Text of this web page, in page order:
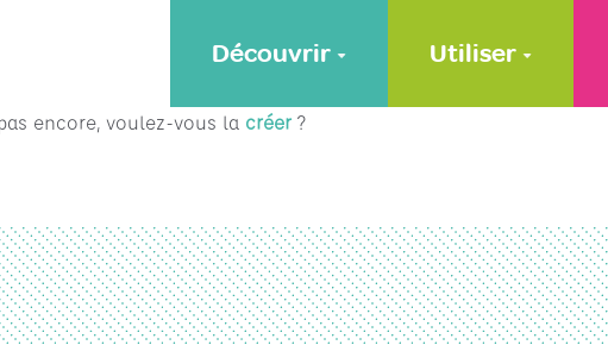
Découvrir Utiliser
encore, voulez-vous la créer ?